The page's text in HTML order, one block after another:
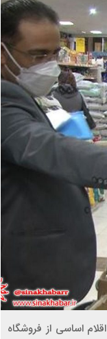
300 مورد بازرسی در مورد اقلام اساسی از فروشگاه